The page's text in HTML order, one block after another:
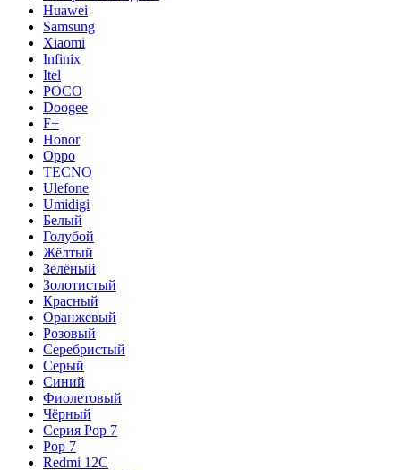
Huawei
Samsung
Xiaomi
Infinix
Itel
POCO
Doogee
F+
Honor
Oppo
TECNO
Ulefone
Umidigi
Белый
Голубой
Жёлтый
Зелёный
Золотистый
Красный
Оранжевый
Розовый
Серебристый
Серый
Синий
Фиолетовый
Чёрный
Серия Pop 7
Pop 7
Redmi 12C